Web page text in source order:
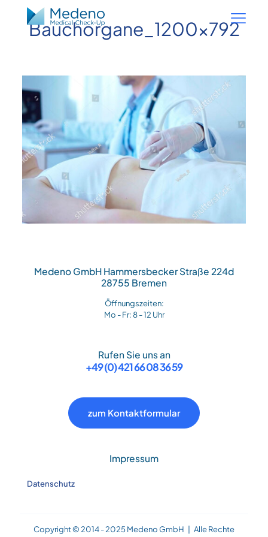
Bauchorgane_1200x792
Medeno GmbH Hammersbecker Straße 224d
28755 Bremen
Öffnungszeiten:
Mo - Fr: 8 - 12 Uhr
Rufen Sie uns an
+49 (0) 421 66 08 36 59
zum Kontaktformular
Impressum
Datenschutz
Copyright © 2014 - 2025 Medeno GmbH | Alle Rechte